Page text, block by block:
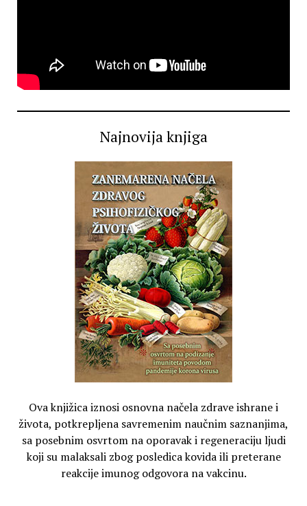
Najnovija knjiga
Ova knjižica iznosi osnovna načela zdrave ishrane i
života, potkrepljena savremenim naučnim saznanjima,
sa posebnim osvrtom na oporavak i regeneraciju ljudi
koji su malaksali zbog posledica kovida ili preterane
reakcije imunog odgovora na vakcinu.